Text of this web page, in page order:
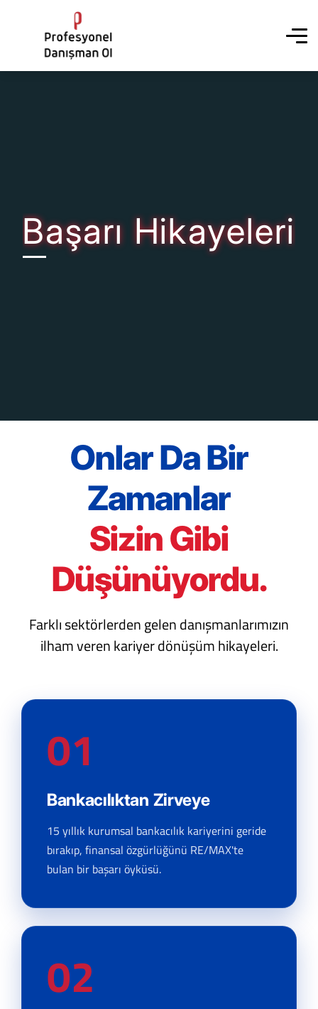
Başarı Hikayeleri
Onlar Da Bir
Zamanlar
Sizin Gibi
Düşünüyordu.
Farklı sektörlerden gelen danışmanlarımızın
ilham veren kariyer dönüşüm hikayeleri.
01
Bankacılıktan Zirveye
15 yıllık kurumsal bankacılık kariyerini geride
bırakıp, finansal özgürlüğünü RE/MAX'te
bulan bir başarı öyküsü.
02